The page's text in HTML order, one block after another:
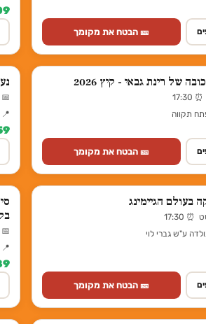
🎫 הבטח את מקומך
₪
של רינת גבאי - קיץ 2026
תקווה
🎫 הבטח את מקומך
📅
₪
בעולם הגיימינג
ע"ש גברי לוי
🎫 הבטח את מקומך
📅
📍
₪